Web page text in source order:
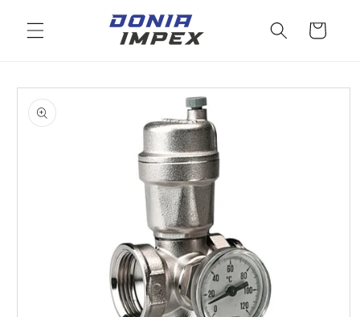
conținut
Cos
informațiile
despre
produs